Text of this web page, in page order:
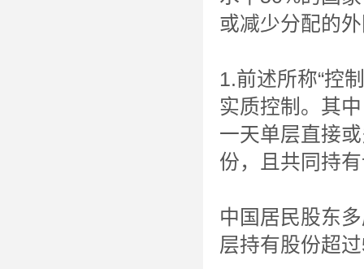
或减少分配的
1.前述所称“控
实质控制。其
一天单层直接
份，且共同持
中国居民股东
层持有股份超